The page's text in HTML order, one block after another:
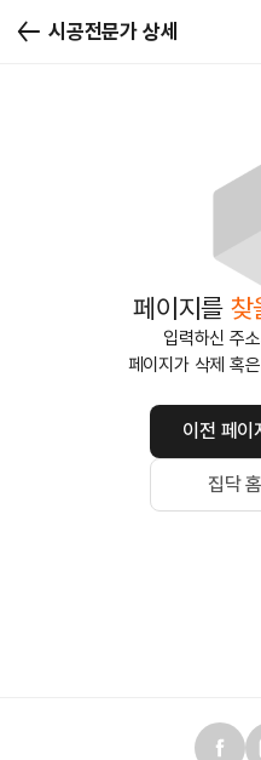
시공전문가 상세
페이지를 찾
입력하신 주
페이지가 삭제 혹
이전 페이
집닥